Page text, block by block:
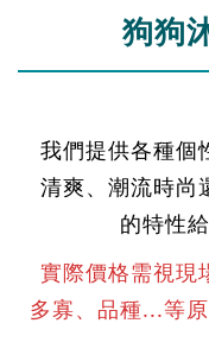
狗狗
我們提供各種個
清爽、潮流時尚
的特性
實際價格需視現
多寡、品種...等